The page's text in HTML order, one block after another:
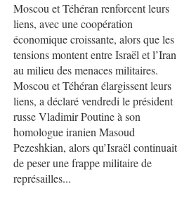
Moscou et Téhéran renforcent leurs
liens, avec une coopération
économique croissante, alors que les
tensions montent entre Israël et l’Iran
au milieu des menaces militaires.
Moscou et Téhéran élargissent leurs
liens, a déclaré vendredi le président
russe Vladimir Poutine à son
homologue iranien Masoud
Pezeshkian, alors qu’Israël continuait
de peser une frappe militaire de
représailles...